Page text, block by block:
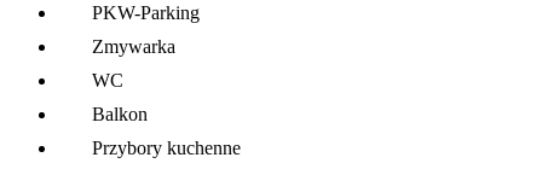
PKW-Parking
Zmywarka
WC
Balkon
Przybory kuchenne